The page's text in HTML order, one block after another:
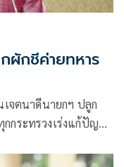
ผักชีค่ายทหาร
เจตนาดีนายกฯ ปลูก
กระทรวงเร่งแก้ปัญหา